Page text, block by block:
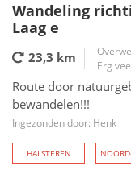
Wandeling
Laag e
23,3 km
Erg
Route door
bewandelen!!!
Ingezonden door: Henk
HALSTEREN